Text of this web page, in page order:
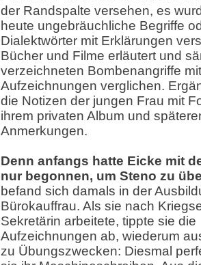
der Randspalte versehen, es
heute ungebräuchliche Begriffe
Dialektwörter mit Erklärungen
Bücher und Filme erläutert und
verzeichneten Bombenangriffe
Aufzeichnungen verglichen.
die Notizen der jungen Frau mit
ihrem privaten Album und
Anmerkungen.
Denn anfangs hatte Eicke mit
nur begonnen, um Steno zu
befand sich damals in der
Bürokauffrau. Als sie nach
Sekretärin arbeitete, tippte sie die
Aufzeichnungen ab, wiederum
zu Übungszwecken: Diesmal